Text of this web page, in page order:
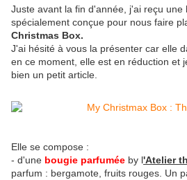
Juste avant la fin d'année, j'ai reçu une
spécialement conçue pour nous faire
Christmas Box.
J'ai hésité à vous la présenter car elle
en ce moment, elle est en réduction et
bien un petit article.
Elle se compose :
- d'une bougie parfumée by l'Atelier
parfum : bergamote, fruits rouges. Un